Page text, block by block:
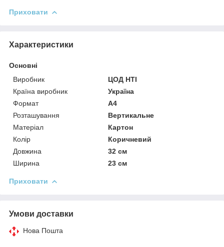
Приховати
Характеристики
Основні
Виробник
ЦОД НТІ
Країна виробник
Україна
Формат
A4
Розташування
Вертикальне
Матеріал
Картон
Колір
Коричневий
Довжина
32 см
Ширина
23 см
Приховати
Умови доставки
Нова Пошта